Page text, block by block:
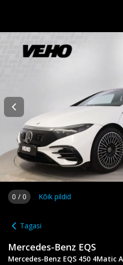
0 / 0 Kõik pildid
Tagasi
Mercedes-Benz EQS
Mercedes-Benz EQS 450 4Matic